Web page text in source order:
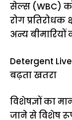
सेल्स (WBC)
रोग प्रतिरोधक
अन्य बीमारियों
Detergent
बढ़ता खतरा
विशेषज्ञों का
जाने से विशेष